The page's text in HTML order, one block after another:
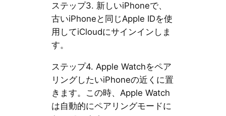
ステップ3. 新しいiPhoneで、
古いiPhoneと同じApple IDを使
用してiCloudにサインインしま
す。
ステップ4. Apple Watchをペア
リングしたいiPhoneの近くに置
きます。この時、Apple Watch
は自動的にペアリングモードに